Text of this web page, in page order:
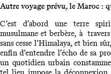
Autre voyage prévu, le Maroc :
C’est d’abord une terre
musulmane et berbère, à travers
sans cesse l’Himalaya, et bien
enfin d’entendre l’écho de sa
un quotidien urbain